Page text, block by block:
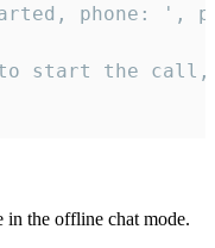
phone: ',
start the
in the offline chat mode.